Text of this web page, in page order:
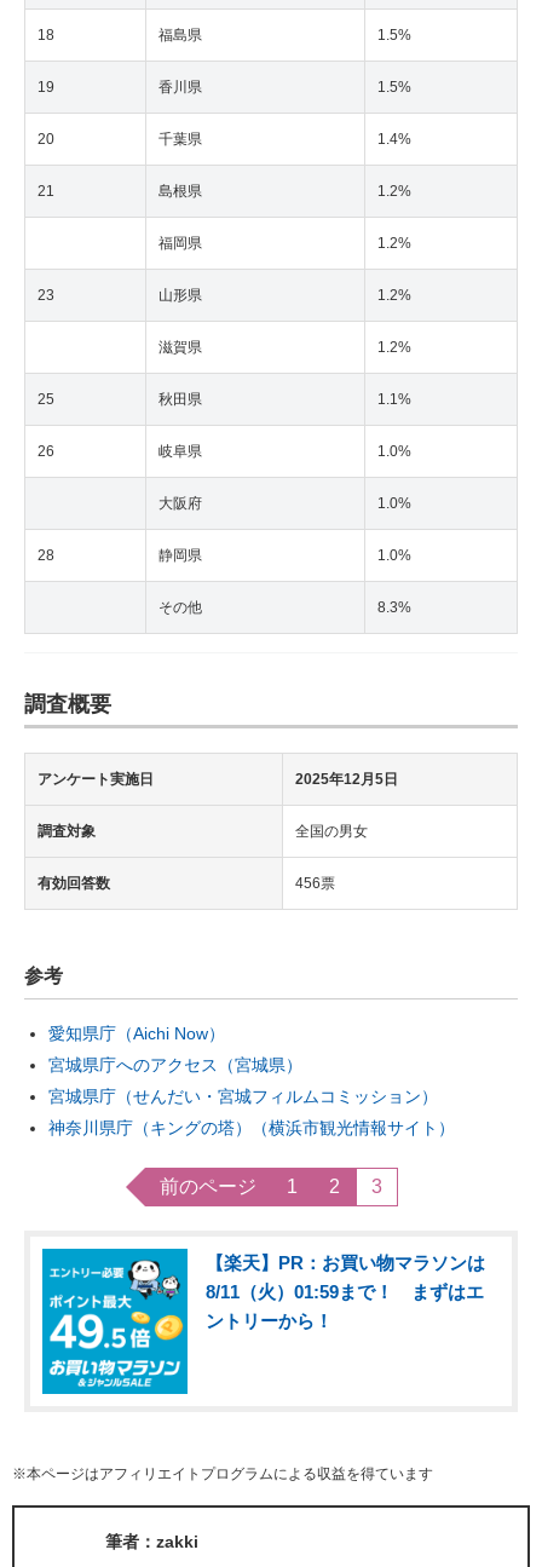
18 福島県 1.5%
19 香川県 1.5%
20 千葉県 1.4%
21 島根県 1.2%
福岡県 1.2%
23 山形県 1.2%
滋賀県 1.2%
25 秋田県 1.1%
26 岐阜県 1.0%
大阪府 1.0%
28 静岡県 1.0%
その他 8.3%
調査概要
アンケート実施日 2025年12月5日
調査対象 全国の男女
有効回答数 456票
参考
愛知県庁（Aichi Now）
宮城県庁へのアクセス（宮城県）
宮城県庁（せんだい・宮城フィルムコミッション）
神奈川県庁（キングの塔）（横浜市観光情報サイト）
前のページ 1 2 3
【楽天】PR：お買い物マラソンは
8/11（火）01:59まで！ まずはエ
ントリーから！
※本ページはアフィリエイトプログラムによる収益を得ています
筆者：zakki